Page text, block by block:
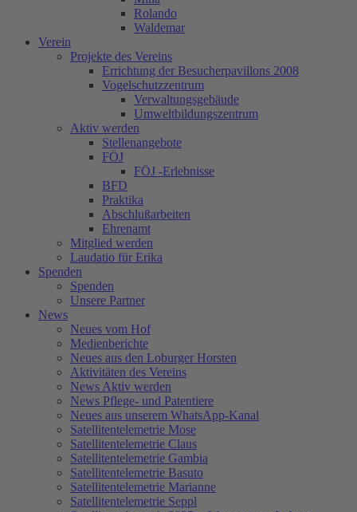
Rolando
Waldemar
Verein
Projekte des Vereins
Errichtung der Besucherpavillons 2008
Vogelschutzzentrum
Verwaltungsgebäude
Umweltbildungszentrum
Aktiv werden
Stellenangebote
FÖJ
FÖJ -Erlebnisse
BFD
Praktika
Abschlußarbeiten
Ehrenamt
Mitglied werden
Laudatio für Erika
Spenden
Spenden
Unsere Partner
News
Neues vom Hof
Medienberichte
Neues aus den Loburger Horsten
Aktivitäten des Vereins
News Aktiv werden
News Pflege- und Patentiere
Neues aus unserem WhatsApp-Kanal
Satellitentelemetrie Mose
Satellitentelemetrie Claus
Satellitentelemetrie Gambia
Satellitentelemetrie Basuto
Satellitentelemetrie Marianne
Satellitentelemetrie Seppl